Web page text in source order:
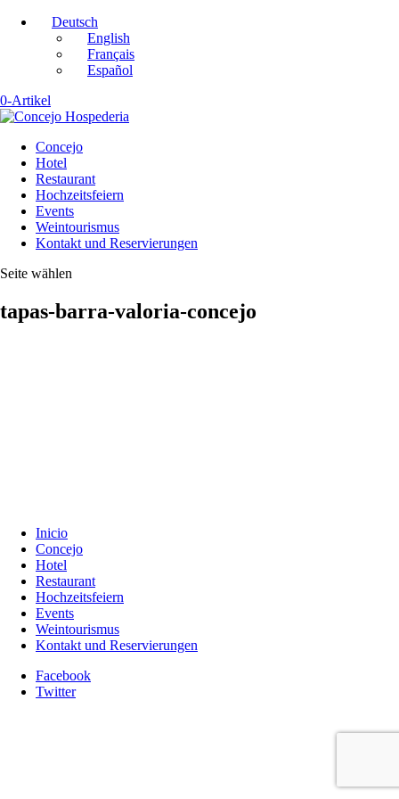
Deutsch
English
Français
Español
0-Artikel
Concejo
Hotel
Restaurant
Hochzeitsfeiern
Events
Weintourismus
Kontakt und Reservierungen
Seite wählen
tapas-barra-valoria-concejo
Inicio
Concejo
Hotel
Restaurant
Hochzeitsfeiern
Events
Weintourismus
Kontakt und Reservierungen
Facebook
Twitter